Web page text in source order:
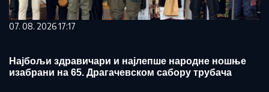
07. 08. 2026 17:17
Најбољи здравичари и најлепше народне ношње
изабрани на 65. Драгачевском сабору трубача